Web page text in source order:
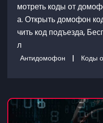
мотреть коды от
а. Открыть домофон
чить код подъезда,
л
Антидомофон | Коды